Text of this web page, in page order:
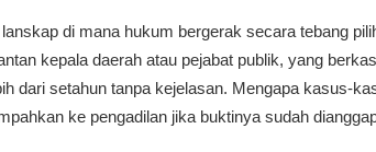
di mana hukum bergerak secara tebang
kepala daerah atau pejabat publik, yang
dari setahun tanpa kejelasan. Mengapa kasus-
ke pengadilan jika buktinya sudah